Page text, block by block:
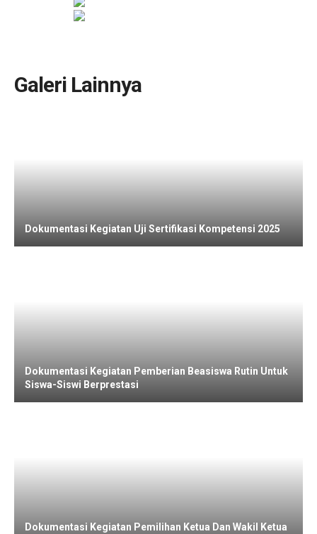
Galeri Lainnya
Dokumentasi Kegiatan Uji Sertifikasi Kompetensi 2025
Dokumentasi Kegiatan Pemberian Beasiswa Rutin Untuk
Siswa-Siswi Berprestasi
Dokumentasi Kegiatan Pemilihan Ketua Dan Wakil Ketua